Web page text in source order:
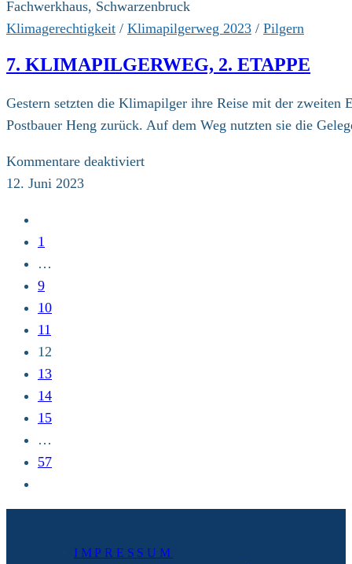
3.
Etappe
Fachwerkhaus, Schwarzenbruck
Klimagerechtigkeit / Klimapilgerweg 2023 / Pilgern
7. KLIMAPILGERWEG, 2. ETAPPE
Gestern setzten die Klimapilger ihre Reise mit der zweiten
Postbauer Heng zurück. Auf dem Weg nutzten sie die
Kommentare deaktiviertfür
12. Juni 2023
vorherigen
Seite
1
…
9
10
11
12
13
14
15
…
57
nächsten
IMPRESSUM